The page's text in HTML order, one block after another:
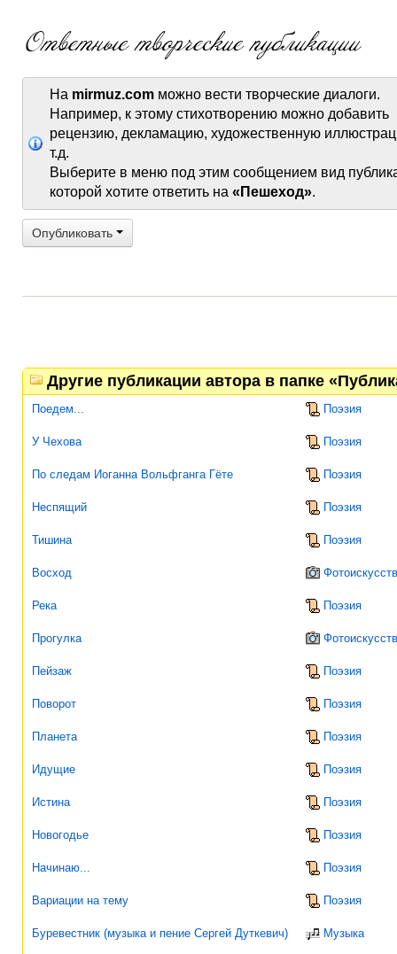
На mirmuz.com можно вести творческие диалоги.
Например, к этому стихотворению можно добавить
рецензию, декламацию, художественную
т.д.
Выберите в меню под этим сообщением вид
которой хотите ответить на «Пешеход».
Опубликовать
Другие публикации автора в папке
Поедем... Поэзия
У Чехова Поэзия
По следам Иоганна Вольфганга Гёте Поэзия
Неспящий Поэзия
Тишина Поэзия
Восход
Река Поэзия
Прогулка
Пейзаж Поэзия
Поворот Поэзия
Планета Поэзия
Идущие Поэзия
Истина Поэзия
Новогодье Поэзия
Начинаю... Поэзия
Вариации на тему Поэзия
Буревестник (музыка и пение Сергей Дуткевич) Музыка